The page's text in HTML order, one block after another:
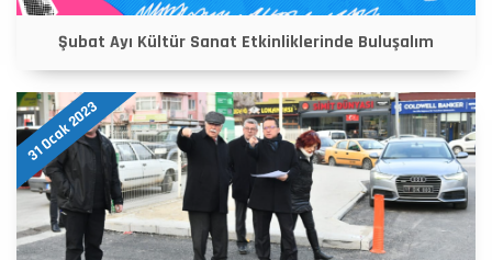
Şubat Ayı Kültür Sanat Etkinliklerinde Buluşalım
31 Ocak 2023